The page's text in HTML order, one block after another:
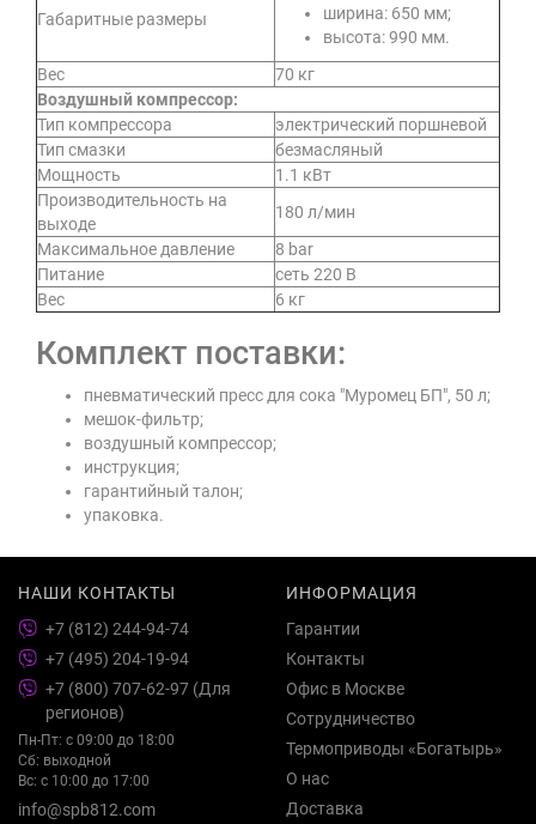
Габаритные размеры
ширина: 650 мм;
высота: 990 мм.
Вес
70 кг
Воздушный компрессор:
Тип компрессора
электрический поршневой
Тип смазки
безмасляный
Мощность
1.1 кВт
Производительность на
выходе
180 л/мин
Максимальное давление
8 bar
Питание
сеть 220 В
Вес
6 кг
Комплект поставки:
пневматический пресс для сока "Муромец БП", 50 л;
мешок-фильтр;
воздушный компрессор;
инструкция;
гарантийный талон;
упаковка.
НАШИ КОНТАКТЫ
+7 (812) 244-94-74
+7 (495) 204-19-94
+7 (800) 707-62-97 (Для
регионов)
Пн-Пт: с 09:00 до 18:00
Сб: выходной
Вс: с 10:00 до 17:00
info@spb812.com
ИНФОРМАЦИЯ
Гарантии
Контакты
Офис в Москве
Сотрудничество
Термоприводы «Богатырь»
О нас
Доставка